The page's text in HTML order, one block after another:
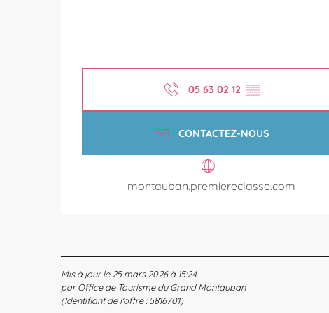
05 63 02 12 ▒▒
CONTACTEZ-NOUS
montauban.premiereclasse.com
Mis à jour le 25 mars 2026 à 15:24
par Office de Tourisme du Grand Montauban
(Identifiant de l'offre :5816701)